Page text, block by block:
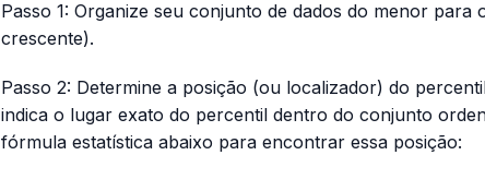
Passo 1: Organize seu conjunto de dados do menor para
crescente).
Passo 2: Determine a posição (ou localizador) do
indica o lugar exato do percentil dentro do conjunto
fórmula estatística abaixo para encontrar essa posição: